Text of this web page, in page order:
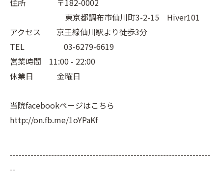
住所 〒182-0002
東京都調布市仙川町3-2-15 Hiver101
アクセス 京王線仙川駅より徒歩3分
TEL 03-6279-6619
営業時間 11:00 - 22:00
休業日 金曜日
当院facebookページはこちら
http://on.fb.me/1oYPaKf
--------------------------------------------------------------------
--